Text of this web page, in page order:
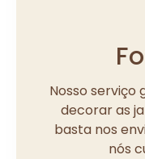
Nosso serviço
decorar as
basta nos
nós